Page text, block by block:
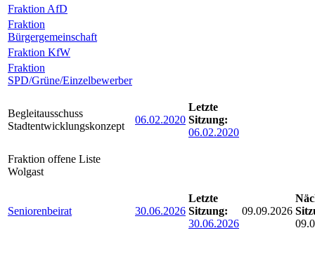
Fraktion AfD
Fraktion
Bürgergemeinschaft
Fraktion KfW
Fraktion
SPD/Grüne/Einzelbewerber
Begleitausschuss
Stadtentwicklungskonzept
06.02.2020
Letzte
Sitzung:
06.02.2020
Fraktion offene Liste
Wolgast
Seniorenbeirat 30.06.2026
Letzte
Sitzung:
30.06.2026
09.09.2026